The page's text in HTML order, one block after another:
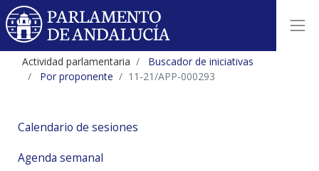
Actividad parlamentaria
Buscador de iniciativas
Por proponente
11-21/APP-000293
Calendario de sesiones
Agenda semanal